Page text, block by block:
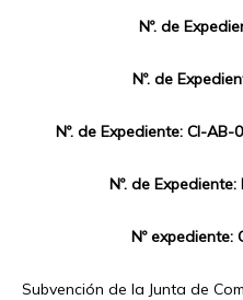
Nº. de
Nº. de
Nº. de Expediente: CI-
Nº. de
Nº expediente:
Subvención de la Junta de